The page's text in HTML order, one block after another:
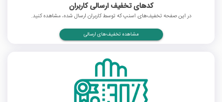
کدهای تخفیف ارسالی کاربران
در این صفحه تخفیف‌های اسنپ که توسط کاربران ارسال شده، مشاهده کنید.
مشاهده تخفیف‌های ارسالی